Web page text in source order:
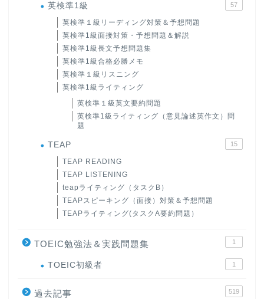
英検準1級 57
英検準１級リーディング対策＆予想問題
英検準1級面接対策・予想問題＆解説
英検準1級長文予想問題集
英検準1級合格必勝メモ
英検準１級リスニング
英検準1級ライティング
英検準１級英文要約問題
英検準1級ライティング（意見論述英作文）問
題
TEAP 15
TEAP READING
TEAP LISTENING
teapライティング（タスクB）
TEAPスピーキング（面接）対策＆予想問題
TEAPライティング(タスクA要約問題）
TOEIC勉強法＆実践問題集 1
TOEIC初級者 1
過去記事 519